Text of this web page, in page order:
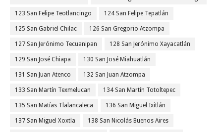
123 San Felipe Teotlancingo 124 San Felipe Tepatlán
125 San Gabriel Chilac 126 San Gregorio Atzompa
127 San Jerónimo Tecuanipan 128 San Jerónimo Xayacatlán
129 San José Chiapa 130 San José Miahuatlán
131 San Juan Atenco 132 San Juan Atzompa
133 San Martín Texmelucan 134 San Martín Totoltepec
135 San Matías Tlalancaleca 136 San Miguel Ixitlán
137 San Miguel Xoxtla 138 San Nicolás Buenos Aires